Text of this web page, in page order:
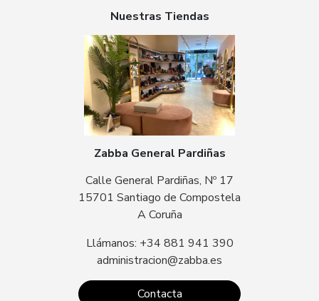
Nuestras Tiendas
Zabba General Pardiñas
Calle General Pardiñas, Nº 17
15701 Santiago de Compostela
A Coruña
Llámanos: +34 881 941 390
administracion@zabba.es
Contacta